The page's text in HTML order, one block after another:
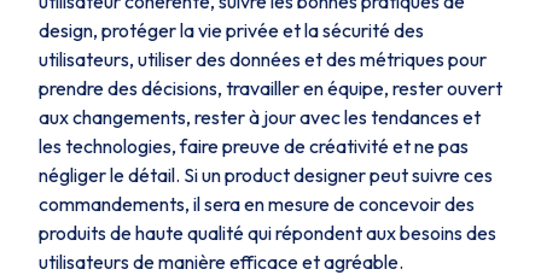
design, protéger la vie privée et la sécurité des
utilisateurs, utiliser des données et des métriques pour
prendre des décisions, travailler en équipe, rester ouvert
aux changements, rester à jour avec les tendances et
les technologies, faire preuve de créativité et ne pas
négliger le détail. Si un product designer peut suivre ces
commandements, il sera en mesure de concevoir des
produits de haute qualité qui répondent aux besoins des
utilisateurs de manière efficace et agréable.